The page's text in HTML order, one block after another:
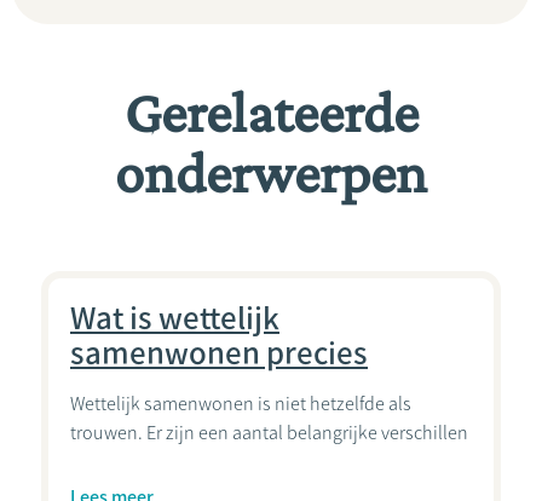
Gerelateerde
onderwerpen
Wat is wettelijk
samenwonen precies
Wettelijk samenwonen is niet hetzelfde als
trouwen. Er zijn een aantal belangrijke verschillen